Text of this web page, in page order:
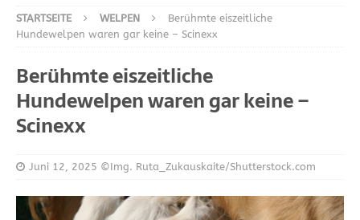
STARTSEITE WELPEN
Berühmte eiszeitliche
Hundewelpen waren gar keine – Scinexx
Berühmte eiszeitliche
Hundewelpen waren gar keine –
Scinexx
Juni 12, 2025 ©Img. Ruta_Zukauskaite/Shutterstock.com